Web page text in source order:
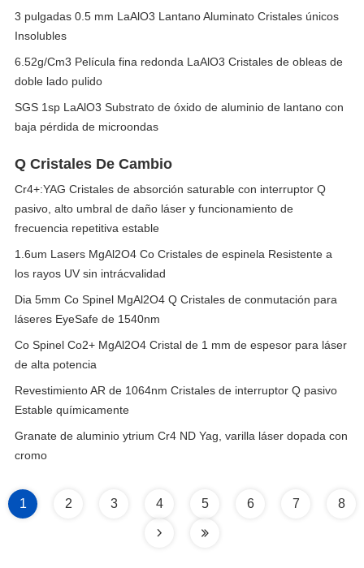
3 pulgadas 0.5 mm LaAlO3 Lantano Aluminato Cristales únicos
Insolubles
6.52g/Cm3 Película fina redonda LaAlO3 Cristales de obleas de
doble lado pulido
SGS 1sp LaAlO3 Substrato de óxido de aluminio de lantano con
baja pérdida de microondas
Q Cristales De Cambio
Cr4+:YAG Cristales de absorción saturable con interruptor Q
pasivo, alto umbral de daño láser y funcionamiento de
frecuencia repetitiva estable
1.6um Lasers MgAl2O4 Co Cristales de espinela Resistente a
los rayos UV sin intrácvalidad
Dia 5mm Co Spinel MgAl2O4 Q Cristales de conmutación para
láseres EyeSafe de 1540nm
Co Spinel Co2+ MgAl2O4 Cristal de 1 mm de espesor para láser
de alta potencia
Revestimiento AR de 1064nm Cristales de interruptor Q pasivo
Estable químicamente
Granate de aluminio ytrium Cr4 ND Yag, varilla láser dopada con
cromo
1 2 3 4 5 6 7 8